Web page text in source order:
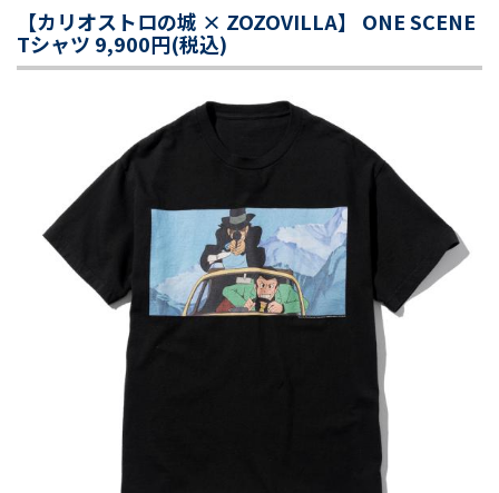
【カリオストロの城 × ZOZOVILLA】 ONE SCENE
Tシャツ 9,900円(税込)